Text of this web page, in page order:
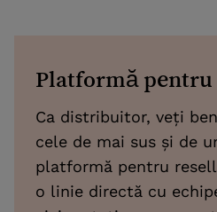
Platformă pentru
Ca distribuitor, veți
cele de mai sus și de
platformă pentru
o linie directă cu